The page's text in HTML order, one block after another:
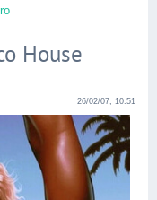
House
26/02/07, 10:51